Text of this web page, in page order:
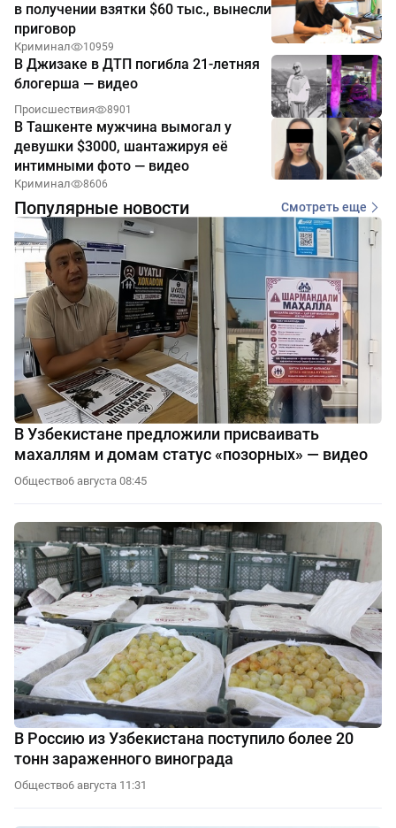
в получении взятки $60 тыс., вынесли
приговор
Криминал 10959
В Джизаке в ДТП погибла 21-летняя
блогерша — видео
Происшествия 8901
В Ташкенте мужчина вымогал у
девушки $3000, шантажируя её
интимными фото — видео
Криминал 8606
Популярные новости Смотреть еще
В Узбекистане предложили присваивать
махаллям и домам статус «позорных» — видео
Общество6 августа 08:45
В Россию из Узбекистана поступило более 20
тонн зараженного винограда
Общество6 августа 11:31